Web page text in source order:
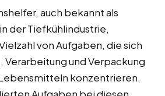
auch bekannt als
der Tiefkühlindustrie,
von Aufgaben, die sich
Verarbeitung und Verpackung
konzentrieren.